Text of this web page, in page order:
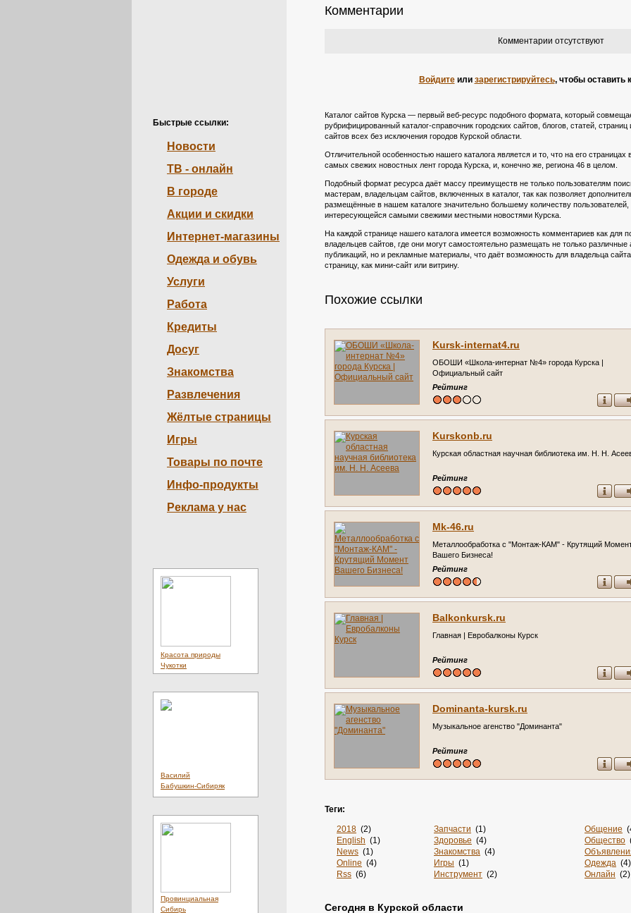
Быстрые ссылки:
Новости
ТВ - онлайн
В городе
Акции и скидки
Интернет-магазины
Одежда и обувь
Услуги
Работа
Кредиты
Досуг
Знакомства
Развлечения
Жёлтые страницы
Игры
Товары по почте
Инфо-продукты
Реклама у нас
Красота природы
Чукотки
Василий
Бабушкин-Сибиряк
Провинциальная
Сибирь
Комментарии
Комментарии отсутствуют
Войдитеили зарегистрируйтесь, чтобы оставить
Каталог сайтов Курска — первый веб-ресурс подобного формата, который
рубрифицированный каталог-справочник городских сайтов, блогов, статей, страниц
сайтов всех без исключения городов Курской области.
Отличительной особенностью нашего каталога является и то, что на его
самых свежих новостных лент города Курска, и, конечно же, региона 46 в целом.
Подобный формат ресурса даёт массу преимуществ не только пользователям
мастерам, владельцам сайтов, включенных в каталог, так как позволяет
размещённые в нашем каталоге значительно большему количеству пользователей,
интересующейся самыми свежими местными новостями Курска.
На каждой странице нашего каталога имеется возможность комментариев как для
владельцев сайтов, где они могут самостоятельно размещать не только
публикаций, но и рекламные материалы, что даёт возможность для владельца
страницу, как мини-сайт или витрину.
Похожие ссылки
Kursk-internat4.ru
ОБОШИ «Школа-интернат №4» города Курска |
Официальный сайт
Рейтинг
Kurskonb.ru
Курская областная научная библиотека им. Н. Н.
Рейтинг
Mk-46.ru
Металлообработка с "Монтаж-КАМ" - Крутящий
Вашего Бизнеса!
Рейтинг
Balkonkursk.ru
Главная | Евробалконы Курск
Рейтинг
Dominanta-kursk.ru
Музыкальное агенство "Доминанта"
Рейтинг
Теги:
2018 (2)
English (1)
News (1)
Online (4)
Rss (6)
Авиа(3)
Запчасти (1)
Здоровье (4)
Знакомства (4)
Игры (1)
Инструмент (2)
Информация
Общение
Общество
Одежда (4)
Онлайн (2)
Сегодня в Курской области